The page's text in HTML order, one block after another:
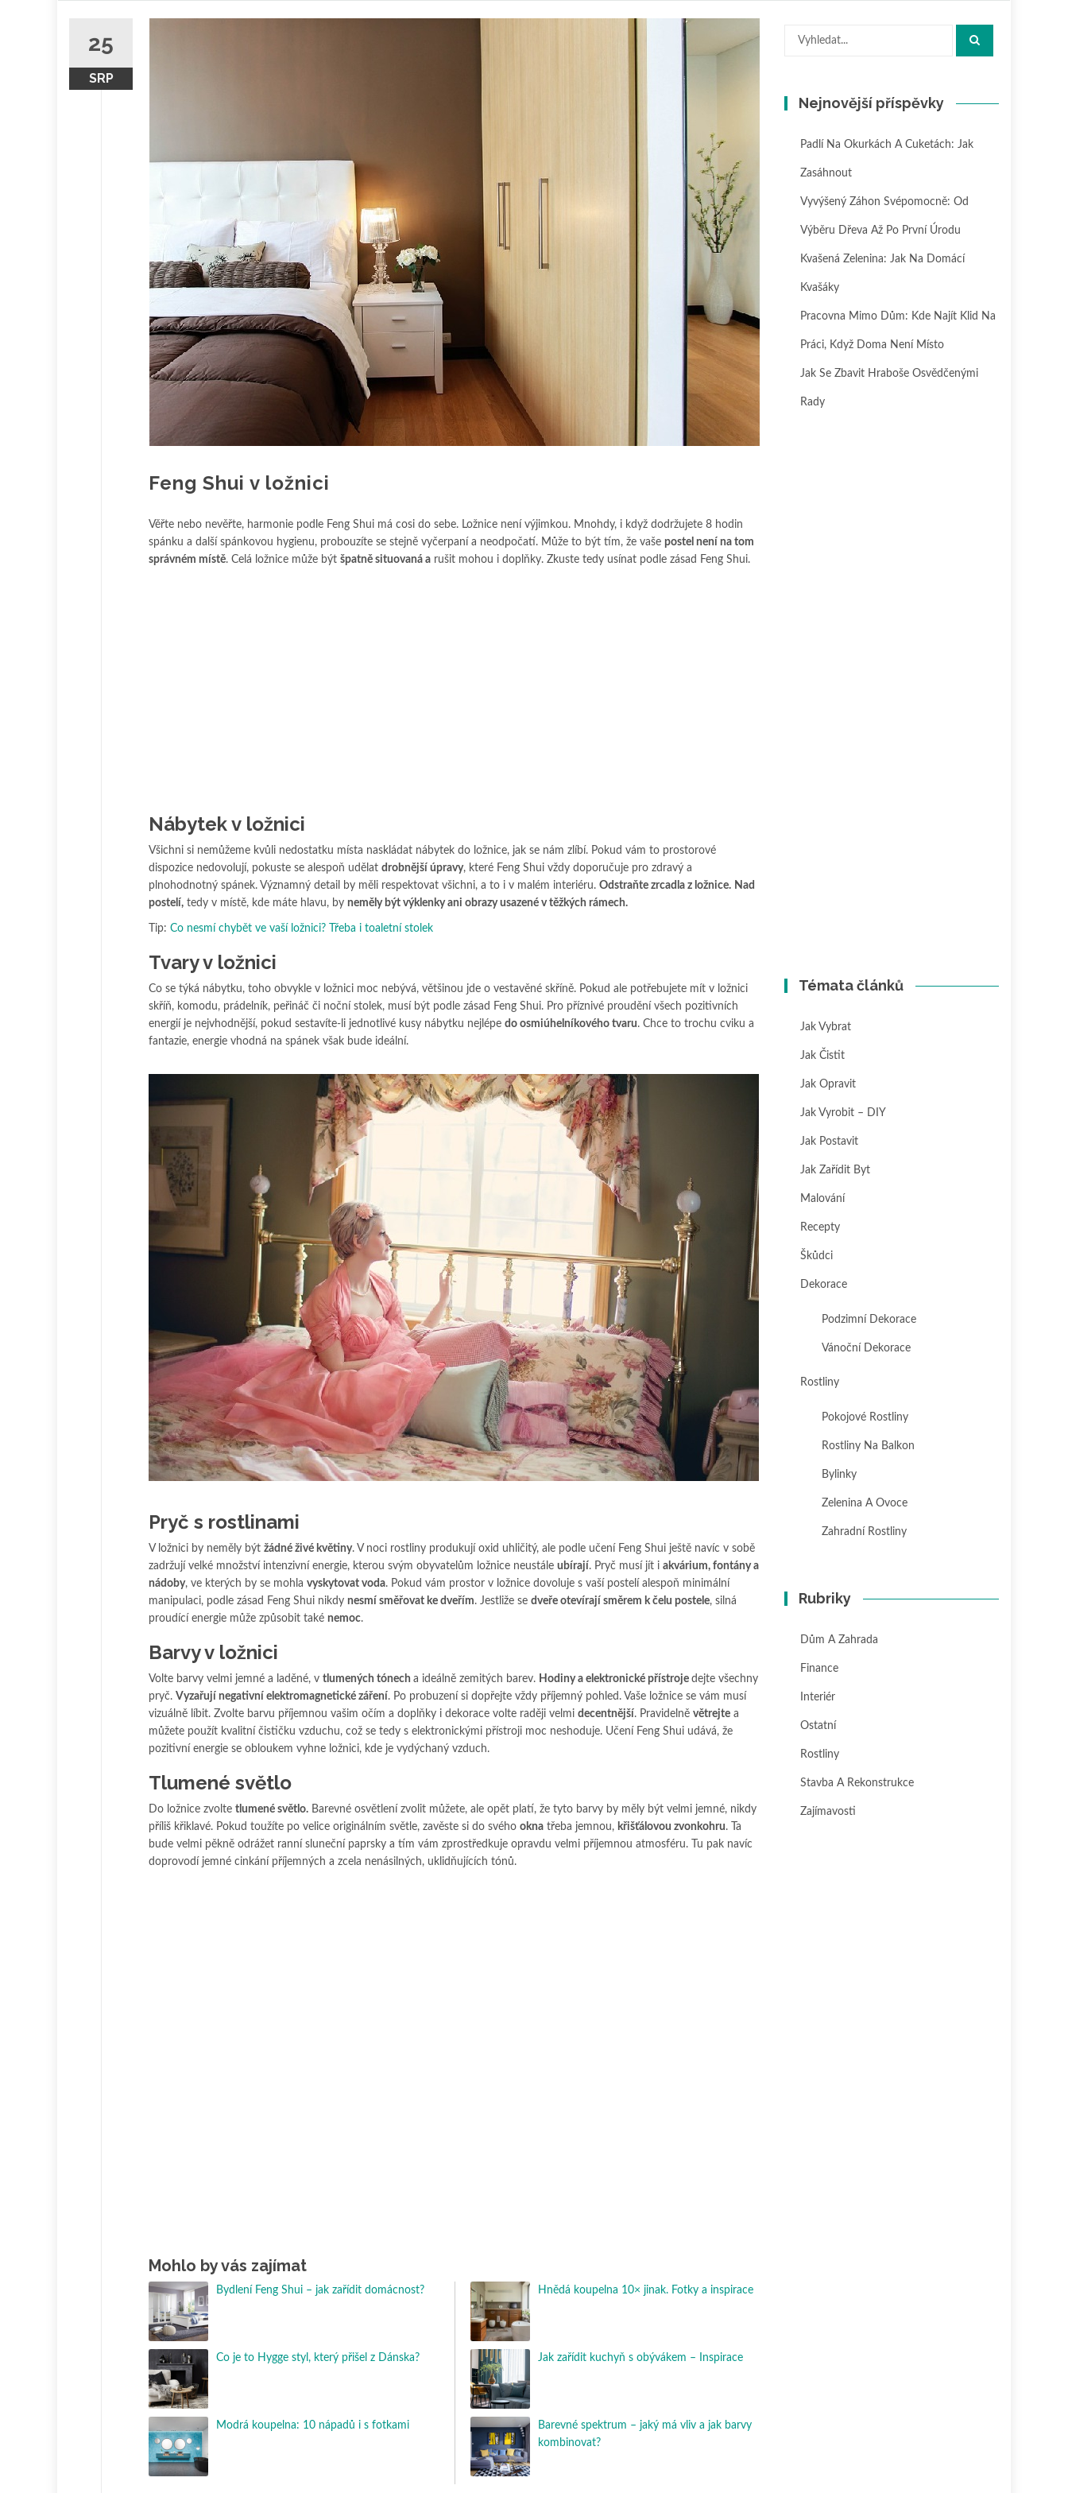
25
SRP
Feng Shui v ložnici
Věřte nebo nevěřte, harmonie podle Feng Shui má cosi do sebe. Ložnice není výjimkou. Mnohdy, i když dodržujete 8 hodin
spánku a další spánkovou hygienu, probouzíte se stejně vyčerpaní a neodpočatí. Může to být tím, že vaše postel není na tom
správném místě. Celá ložnice může být špatně situovaná a rušit mohou i doplňky. Zkuste tedy usínat podle zásad Feng Shui.
Nábytek v ložnici
Všichni si nemůžeme kvůli nedostatku místa naskládat nábytek do ložnice, jak se nám zlíbí. Pokud vám to prostorové
dispozice nedovolují, pokuste se alespoň udělat drobnější úpravy, které Feng Shui vždy doporučuje pro zdravý a
plnohodnotný spánek. Významný detail by měli respektovat všichni, a to i v malém interiéru. Odstraňte zrcadla z ložnice. Nad
postelí, tedy v místě, kde máte hlavu, by neměly být výklenky ani obrazy usazené v těžkých rámech.
Tip: Co nesmí chybět ve vaší ložnici? Třeba i toaletní stolek
Tvary v ložnici
Co se týká nábytku, toho obvykle v ložnici moc nebývá, většinou jde o vestavěné skříně. Pokud ale potřebujete mít v ložnici
skříň, komodu, prádelník, peřináč či noční stolek, musí být podle zásad Feng Shui. Pro příznivé proudění všech pozitivních
energií je nejvhodnější, pokud sestavíte-li jednotlivé kusy nábytku nejlépe do osmiúhelníkového tvaru. Chce to trochu cviku a
fantazie, energie vhodná na spánek však bude ideální.
Pryč s rostlinami
V ložnici by neměly být žádné živé květiny. V noci rostliny produkují oxid uhličitý, ale podle učení Feng Shui ještě navíc v sobě
zadržují velké množství intenzivní energie, kterou svým obyvatelům ložnice neustále ubírají. Pryč musí jít i akvárium, fontány a
nádoby, ve kterých by se mohla vyskytovat voda. Pokud vám prostor v ložnice dovoluje s vaší postelí alespoň minimální
manipulaci, podle zásad Feng Shui nikdy nesmí směřovat ke dveřím. Jestliže se dveře otevírají směrem k čelu postele, silná
proudící energie může způsobit také nemoc.
Barvy v ložnici
Volte barvy velmi jemné a laděné, v tlumených tónech a ideálně zemitých barev. Hodiny a elektronické přístroje dejte všechny
pryč. Vyzařují negativní elektromagnetické záření. Po probuzení si dopřejte vždy příjemný pohled. Vaše ložnice se vám musí
vizuálně líbit. Zvolte barvu příjemnou vašim očím a doplňky i dekorace volte raději velmi decentnější. Pravidelně větrejte a
můžete použít kvalitní čističku vzduchu, což se tedy s elektronickými přístroji moc neshoduje. Učení Feng Shui udává, že
pozitivní energie se obloukem vyhne ložnici, kde je vydýchaný vzduch.
Tlumené světlo
Do ložnice zvolte tlumené světlo. Barevné osvětlení zvolit můžete, ale opět platí, že tyto barvy by měly být velmi jemné, nikdy
příliš křiklavé. Pokud toužíte po velice originálním světle, zavěste si do svého okna třeba jemnou, křišťálovou zvonkohru. Ta
bude velmi pěkně odrážet ranní sluneční paprsky a tím vám zprostředkuje opravdu velmi příjemnou atmosféru. Tu pak navíc
doprovodí jemné cinkání příjemných a zcela nenásilných, uklidňujících tónů.
Mohlo by vás zajímat
Bydlení Feng Shui – jak zařídit domácnost?
Co je to Hygge styl, který přišel z Dánska?
Modrá koupelna: 10 nápadů i s fotkami
Hnědá koupelna 10× jinak. Fotky a inspirace
Jak zařídit kuchyň s obývákem – Inspirace
Barevné spektrum – jaký má vliv a jak barvy
kombinovat?
Hledat:
Nejnovější příspěvky
Padlí Na Okurkách A Cuketách: Jak
Zasáhnout
Vyvýšený Záhon Svépomocně: Od
Výběru Dřeva Až Po První Úrodu
Kvašená Zelenina: Jak Na Domácí
Kvašáky
Pracovna Mimo Dům: Kde Najít Klid Na
Práci, Když Doma Není Místo
Jak Se Zbavit Hraboše Osvědčenými
Rady
Témata článků
Jak Vybrat
Jak Čistit
Jak Opravit
Jak Vyrobit – DIY
Jak Postavit
Jak Zařídit Byt
Malování
Recepty
Škůdci
Dekorace
Podzimní Dekorace
Vánoční Dekorace
Rostliny
Pokojové Rostliny
Rostliny Na Balkon
Bylinky
Zelenina A Ovoce
Zahradní Rostliny
Rubriky
Dům A Zahrada
Finance
Interiér
Ostatní
Rostliny
Stavba A Rekonstrukce
Zajímavosti